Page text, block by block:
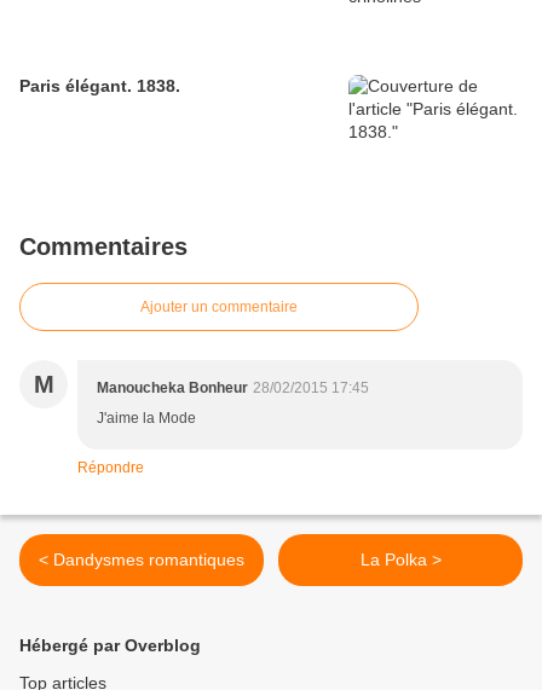
Paris élégant. 1838.
Commentaires
Ajouter un commentaire
M Manoucheka Bonheur 28/02/2015 17:45
J'aime la Mode
Répondre
< Dandysmes romantiques La Polka >
Hébergé par Overblog
Top articles